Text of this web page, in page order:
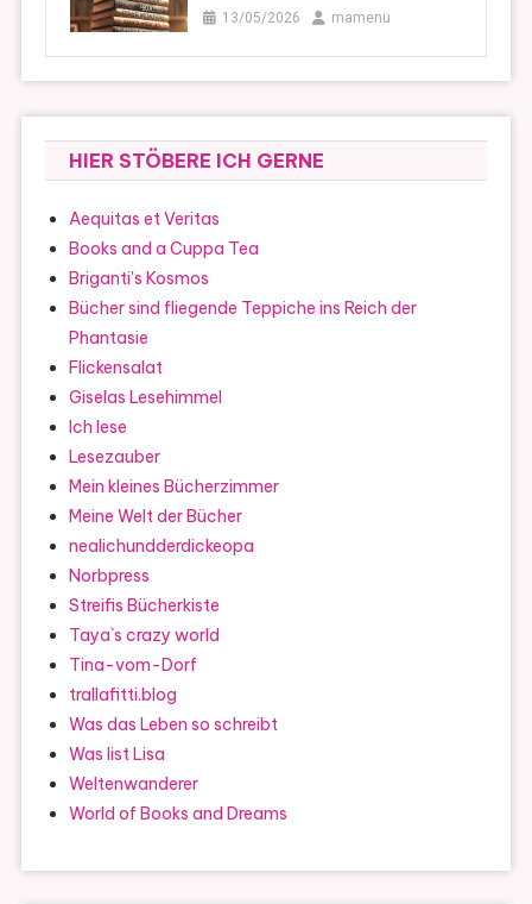
13/05/2026 mamenu
HIER STÖBERE ICH GERNE
Aequitas et Veritas
Books and a Cuppa Tea
Briganti's Kosmos
Bücher sind fliegende Teppiche ins Reich der
Phantasie
Flickensalat
Giselas Lesehimmel
Ich lese
Lesezauber
Mein kleines Bücherzimmer
Meine Welt der Bücher
nealichundderdickeopa
Norbpress
Streifis Bücherkiste
Taya`s crazy world
Tina-vom-Dorf
trallafitti.blog
Was das Leben so schreibt
Was list Lisa
Weltenwanderer
World of Books and Dreams